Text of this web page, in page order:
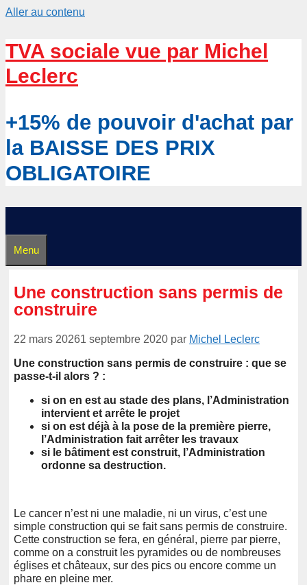
Aller au contenu
TVA sociale vue par Michel
Leclerc
+15% de pouvoir d'achat par
la BAISSE DES PRIX
OBLIGATOIRE
Menu
Une construction sans permis de
construire
22 mars 20261 septembre 2020 par Michel Leclerc
Une construction sans permis de construire : que se
passe-t-il alors ? :
si on en est au stade des plans, l’Administration
intervient et arrête le projet
si on est déjà à la pose de la première pierre,
l’Administration fait arrêter les travaux
si le bâtiment est construit, l’Administration
ordonne sa destruction.
Le cancer n’est ni une maladie, ni un virus, c’est une
simple construction qui se fait sans permis de construire.
Cette construction se fera, en général, pierre par pierre,
comme on a construit les pyramides ou de nombreuses
églises et châteaux, sur des pics ou encore comme un
phare en pleine mer.